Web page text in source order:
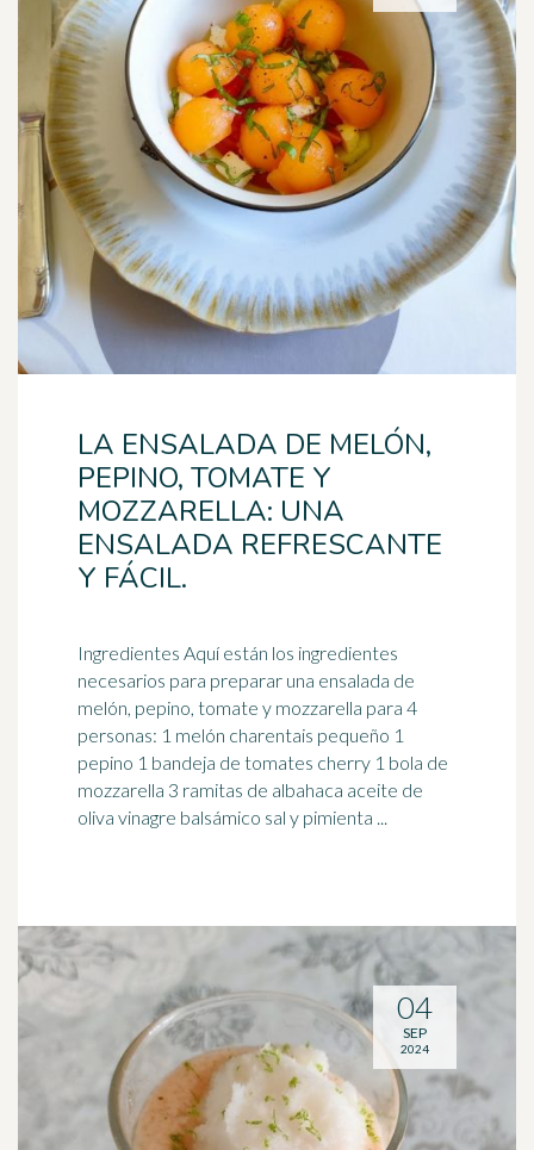
LA ENSALADA DE MELÓN,
PEPINO, TOMATE Y
MOZZARELLA: UNA
ENSALADA REFRESCANTE
Y FÁCIL.
Ingredientes Aquí están los ingredientes
necesarios para preparar una ensalada de
melón, pepino, tomate y mozzarella para 4
personas: 1 melón charentais pequeño 1
pepino 1 bandeja de tomates cherry 1 bola de
mozzarella 3 ramitas de albahaca aceite de
oliva vinagre balsámico sal y pimienta ...
04
SEP
2024